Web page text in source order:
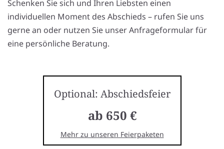
Schenken Sie sich und Ihren Liebsten einen
individuellen Moment des Abschieds – rufen Sie uns
gerne an oder nutzen Sie unser Anfrageformular für
eine persönliche Beratung.
Optional: Abschiedsfeier
ab 650 €
Mehr zu unseren Feierpaketen